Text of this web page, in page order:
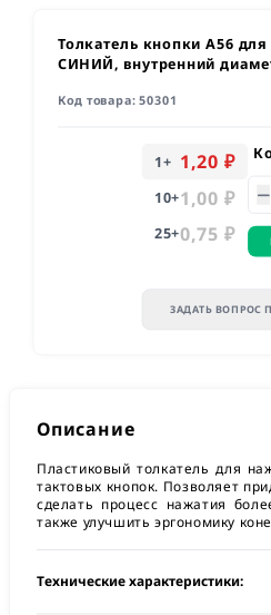
Толкатель кнопки A56
СИНИЙ, внутренний
Код товара:50301
1+ 1,20 ₽
10+1,00 ₽
25+0,75 ₽
ЗАДАТЬ ВОПРОС
Описание
Пластиковый толкатель для
тактовых кнопок. Позволяет
сделать процесс нажатия
также улучшить эргономику
Технические характеристики: